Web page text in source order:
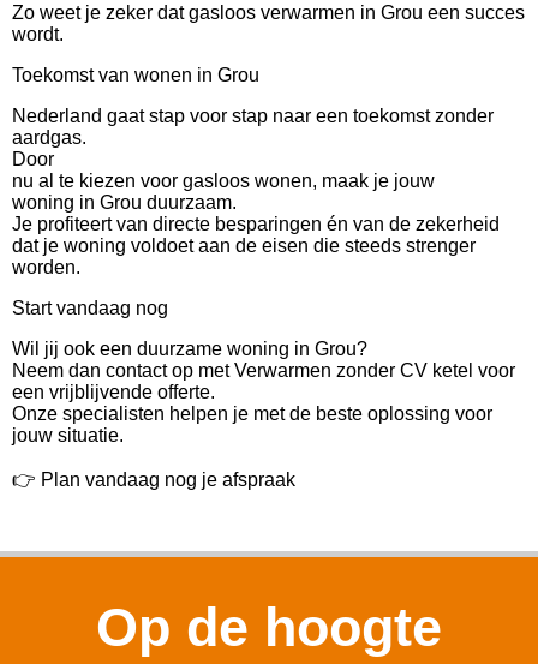
Zo weet je zeker dat gasloos verwarmen in Grou een succes
wordt.
Toekomst van wonen in Grou
Nederland gaat stap voor stap naar een toekomst zonder
aardgas.
Door
nu al te kiezen voor gasloos wonen, maak je jouw
woning in Grou duurzaam.
Je profiteert van directe besparingen én van de zekerheid
dat je woning voldoet aan de eisen die steeds strenger
worden.
Start vandaag nog
Wil jij ook een duurzame woning in Grou?
Neem dan contact op met Verwarmen zonder CV ketel voor
een vrijblijvende offerte.
Onze specialisten helpen je met de beste oplossing voor
jouw situatie.
👉 Plan vandaag nog je afspraak
Op de hoogte